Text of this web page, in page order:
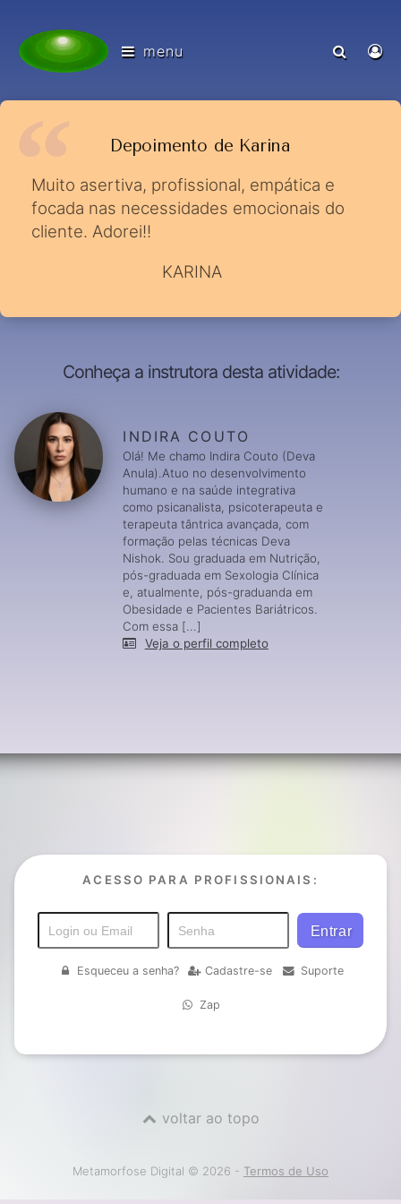
menu
Depoimento de Karina
Muito asertiva, profissional, empática e
focada nas necessidades emocionais do
cliente. Adorei!!
KARINA
Conheça a instrutora desta atividade:
INDIRA COUTO
Olá! Me chamo Indira Couto (Deva
Anula).Atuo no desenvolvimento
humano e na saúde integrativa
como psicanalista, psicoterapeuta e
terapeuta tântrica avançada, com
formação pelas técnicas Deva
Nishok. Sou graduada em Nutrição,
pós-graduada em Sexologia Clínica
e, atualmente, pós-graduanda em
Obesidade e Pacientes Bariátricos.
Com essa [...]
Veja o perfil completo
ACESSO PARA PROFISSIONAIS:
Esqueceu a senha? Cadastre-se Suporte
Zap
voltar ao topo
Metamorfose Digital © 2026 - Termos de Uso